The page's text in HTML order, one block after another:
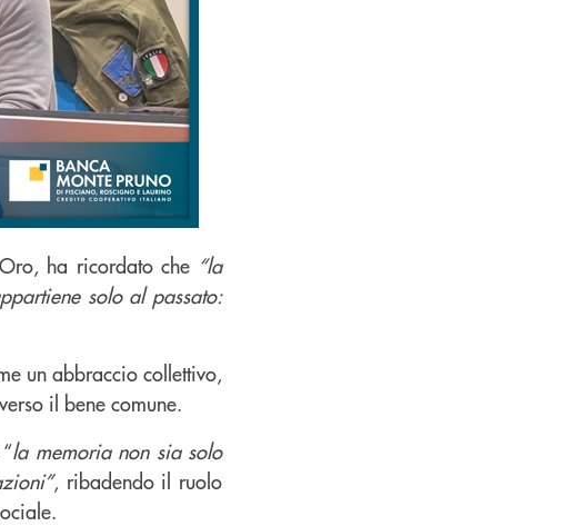
ha ricordato che “la
solo al passato:
un abbraccio collettivo,
il bene comune.
la memoria non sia solo
, ribadendo il ruolo